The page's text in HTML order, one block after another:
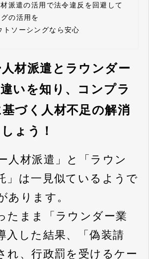
派遣の活用で法令違反を回避して
の活用を
ソーシングなら安心
材派遣とラウンダー
いを知り、コンプラ
づく人材不足の解消
ょう！
人材派遣」と「ラウン
」は一見似ているようで
あります。
たまま「ラウンダー業
入した結果、「偽装請
れ、行政罰を受けるケー